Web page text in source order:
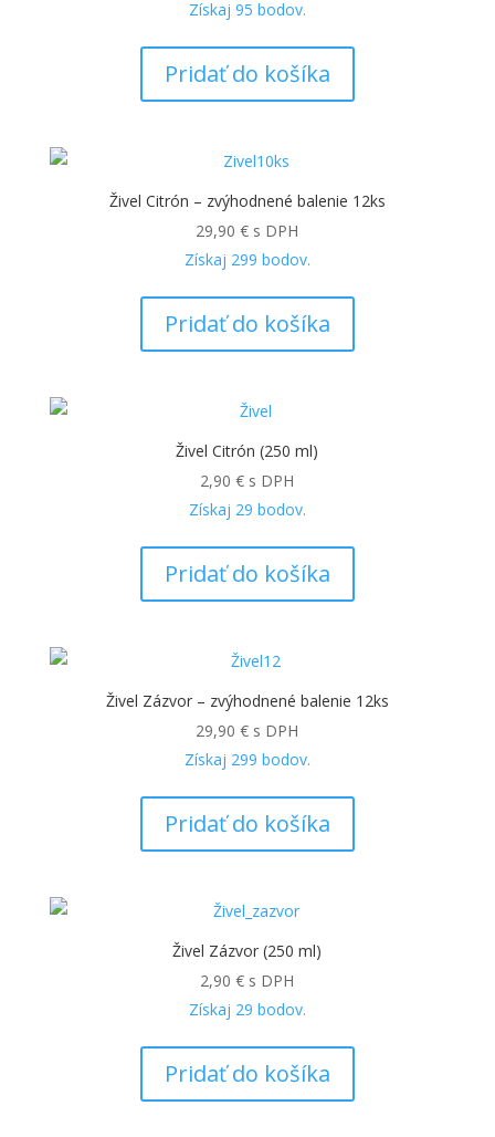
Získaj 95 bodov.
Pridať do košíka
Živel Citrón – zvýhodnené balenie 12ks
29,90€ s DPH
Získaj 299 bodov.
Pridať do košíka
Živel Citrón (250 ml)
2,90€ s DPH
Získaj 29 bodov.
Pridať do košíka
Živel Zázvor – zvýhodnené balenie 12ks
29,90€ s DPH
Získaj 299 bodov.
Pridať do košíka
Živel Zázvor (250 ml)
2,90€ s DPH
Získaj 29 bodov.
Pridať do košíka